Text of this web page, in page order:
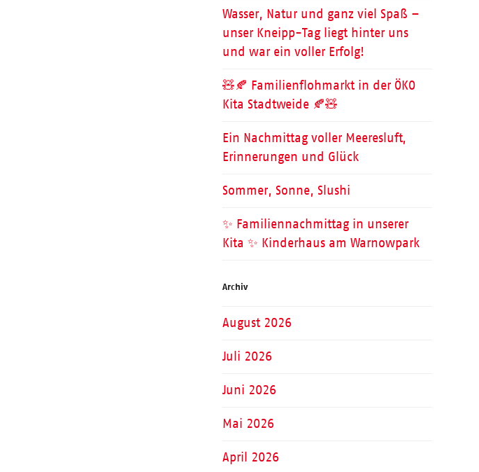
Wasser, Natur und ganz viel Spaß –
unser Kneipp-Tag liegt hinter uns
und war ein voller Erfolg!
🧸🍂 Familienflohmarkt in der ÖKO
Kita Stadtweide 🍂🧸
Ein Nachmittag voller Meeresluft,
Erinnerungen und Glück
Sommer, Sonne, Slushi
✨ Familiennachmittag in unserer
Kita ✨ Kinderhaus am Warnowpark
Archiv
August 2026
Juli 2026
Juni 2026
Mai 2026
April 2026